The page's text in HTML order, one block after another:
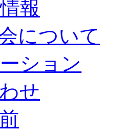
報
について
ション
せ